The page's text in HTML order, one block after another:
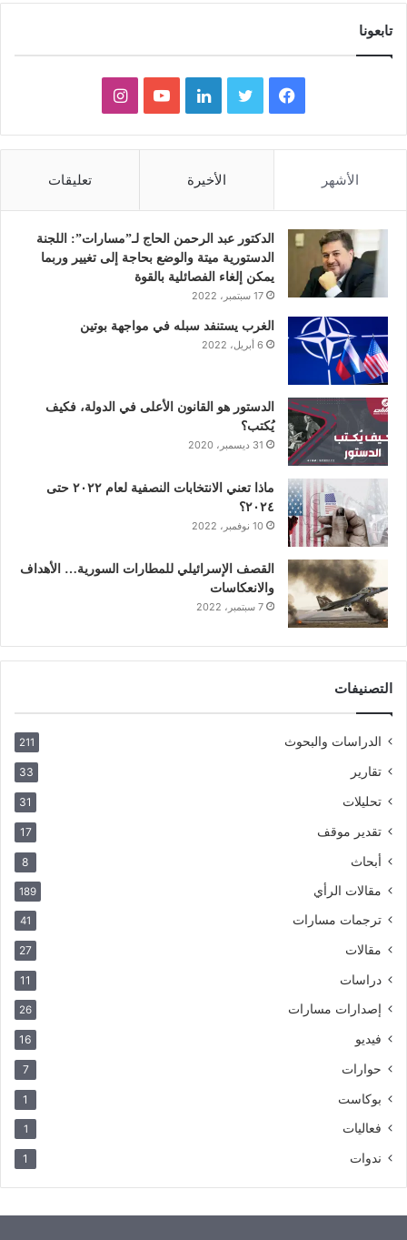
تابعونا
ي
و
ك
و
ر
ي
د
إ
و
و
ب
ن
ق
الأشهر الأخيرة تعليقات
الدكتور عبد الرحمن الحاج لـ”مسارات”: اللجنة
الدستورية ميتة والوضع بحاجة إلى تغيير وربما
يمكن إلغاء الفصائلية بالقوة
17 سبتمبر، 2022
الغرب يستنفد سبله في مواجهة بوتين
6 أبريل، 2022
الدستور هو القانون الأعلى في الدولة، فكيف
يُكتب؟
31 ديسمبر، 2020
ماذا تعني الانتخابات النصفية لعام ٢٠٢٢ حتى
٢٠٢٤؟
10 نوفمبر، 2022
القصف الإسرائيلي للمطارات السورية… الأهداف
والانعكاسات
7 سبتمبر، 2022
التصنيفات
الدراسات والبحوث 211
تقارير 33
تحليلات 31
تقدير موقف 17
أبحاث 8
مقالات الرأي 189
ترجمات مسارات 41
مقالات 27
دراسات 11
إصدارات مسارات 26
فيديو 16
حوارات 7
بوكاست 1
فعاليات 1
ندوات 1